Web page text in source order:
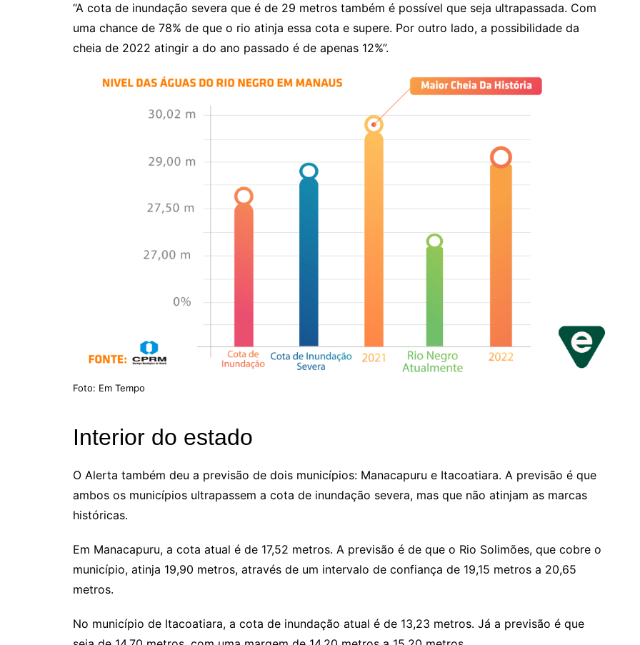
“A cota de inundação severa que é de 29 metros também é possível que seja ultrapassada. Com
uma chance de 78% de que o rio atinja essa cota e supere. Por outro lado, a possibilidade da
cheia de 2022 atingir a do ano passado é de apenas 12%”.
Foto: Em Tempo
Interior do estado
O Alerta também deu a previsão de dois municípios: Manacapuru e Itacoatiara. A previsão é que
ambos os municípios ultrapassem a cota de inundação severa, mas que não atinjam as marcas
históricas.
Em Manacapuru, a cota atual é de 17,52 metros. A previsão é de que o Rio Solimões, que cobre o
município, atinja 19,90 metros, através de um intervalo de confiança de 19,15 metros a 20,65
metros.
No município de Itacoatiara, a cota de inundação atual é de 13,23 metros. Já a previsão é que